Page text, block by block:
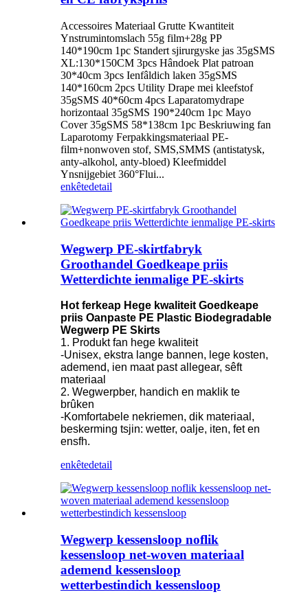
Accessoires Materiaal Grutte Kwantiteit
Ynstrumintomslach 55g film+28g PP
140*190cm 1pc Standert sjirurgyske jas 35gSMS
XL:130*150CM 3pcs Hândoek Plat patroan
30*40cm 3pcs Ienfâldich laken 35gSMS
140*160cm 2pcs Utility Drape mei kleefstof
35gSMS 40*60cm 4pcs Laparatomydrape
horizontaal 35gSMS 190*240cm 1pc Mayo
Cover 35gSMS 58*138cm 1pc Beskriuwing fan
Laparotomy Ferpakkingsmateriaal PE-
film+nonwoven stof, SMS,SMMS (antistatysk,
anty-alkohol, anty-bloed) Kleefmiddel
Ynsnijgebiet 360°Flui...
enkêtedetail
Wegwerp PE-skirtfabryk
Groothandel Goedkeape priis
Wetterdichte ienmalige PE-skirts
Hot ferkeap Hege kwaliteit Goedkeape
priis Oanpaste PE Plastic Biodegradable
Wegwerp PE Skirts
1. Produkt fan hege kwaliteit
-Unisex, ekstra lange bannen, lege kosten,
ademend, ien maat past allegear, sêft
materiaal
2. Wegwerpber, handich en maklik te
brûken
-Komfortabele nekriemen, dik materiaal,
beskerming tsjin: wetter, oalje, iten, fet en
ensfh.
enkêtedetail
Wegwerp kessensloop noflik
kessensloop net-woven materiaal
ademend kessensloop
wetterbestindich kessensloop